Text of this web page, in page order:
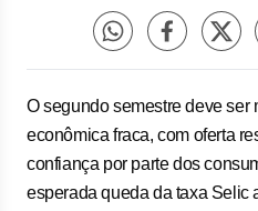
O segundo semestre deve ser
econômica fraca, com oferta
confiança por parte dos
esperada queda da taxa Selic